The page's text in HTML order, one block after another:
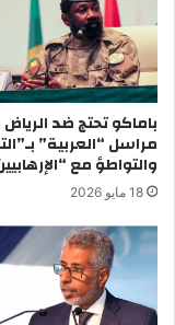
باماكو تحتج ضد
مراسل “العربية”
والتواطؤ مع
18 مايو 2026